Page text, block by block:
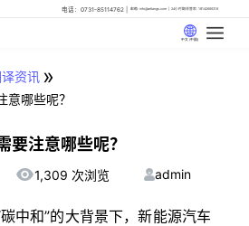
电话：0731-85114762 邮箱: info@artlangs.com 24小时翻译管家: 18142666316
中文 (中国)
资讯 »
意哪些呢？
要注意哪些呢？
1,309 次浏览 admin
中和”的大背景下，新能源汽车